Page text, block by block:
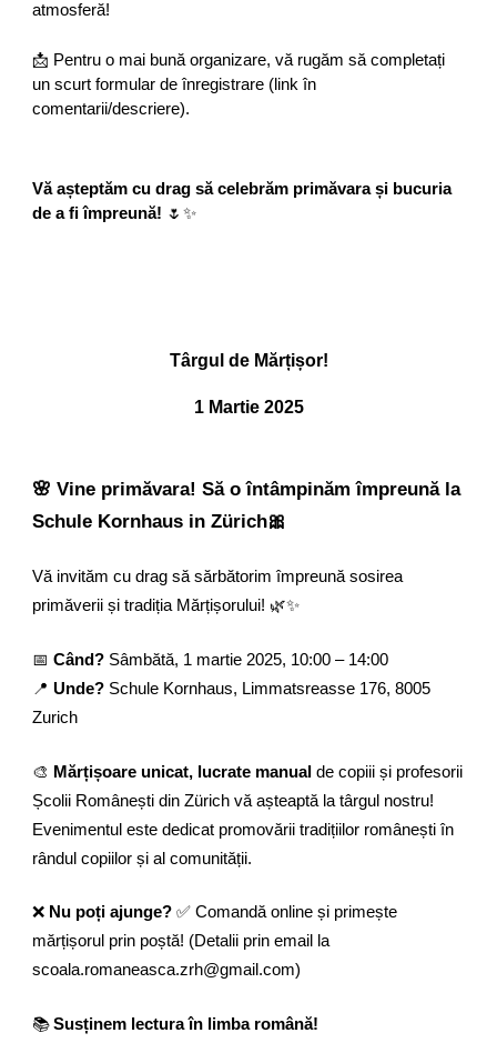
atmosferă!
📩 Pentru o mai bună organizare, vă rugăm să completați
un scurt formular de înregistrare (link în
comentarii/descriere).
Vă așteptăm cu drag să celebrăm primăvara și bucuria
de a fi împreună! 🌷✨
Târgul de Mărțișor!
1 Martie 2025
🌸 Vine primăvara! Să o întâmpinăm împreună la
Schule Kornhaus in Zürich🎀
Vă invităm cu drag să sărbătorim împreună sosirea
primăverii și tradiția Mărțișorului! 🌿✨
📅Când? Sâmbătă, 1 martie 2025, 10:00 – 14:00
📍Unde? Schule Kornhaus, Limmatsreasse 176, 8005
Zurich
🎨 Mărțișoare unicat, lucrate manual de copiii și profesorii
Școlii Românești din Zürich vă așteaptă la târgul nostru!
Evenimentul este dedicat promovării tradițiilor românești în
rândul copiilor și al comunității.
❌ Nu poți ajunge? ✅ Comandă online și primește
mărțișorul prin poștă! (Detalii prin email la
scoala.romaneasca.zrh@gmail.com)
📚Susținem lectura în limba română!